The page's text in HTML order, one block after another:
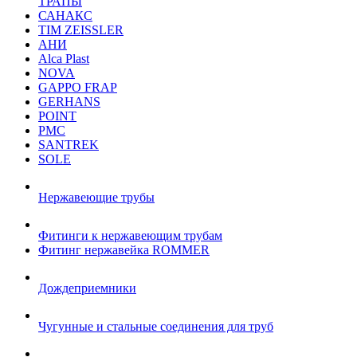
САНАКС
TIM ZEISSLER
АНИ
Alca Plast
NOVA
GAPPO FRAP
GERHANS
POINT
РМС
SANTREK
SOLE
Нержавеющие трубы
Фитинги к нержавеющим трубам
Фитинг нержавейка ROMMER
Дождеприемники
Чугунные и стальные соединения для труб